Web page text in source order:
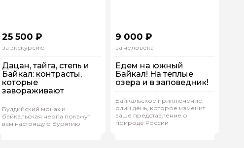
25 500 ₽
за экскурсию
Дацан, тайга, степь и
Байкал: контрасты,
которые
завораживают
Буддийский монах и
байкальская нерпа покажут
вам настоящую Бурятию
Наталия.М 348
Индивидуальная
На машине
9 000 ₽
за человека
Едем на южный
Байкал! На теплые
озера и в заповедник!
Байкальское приключение:
один день, которое изменит
ваше представление о
природе России
Рейтинг гида ( 0)